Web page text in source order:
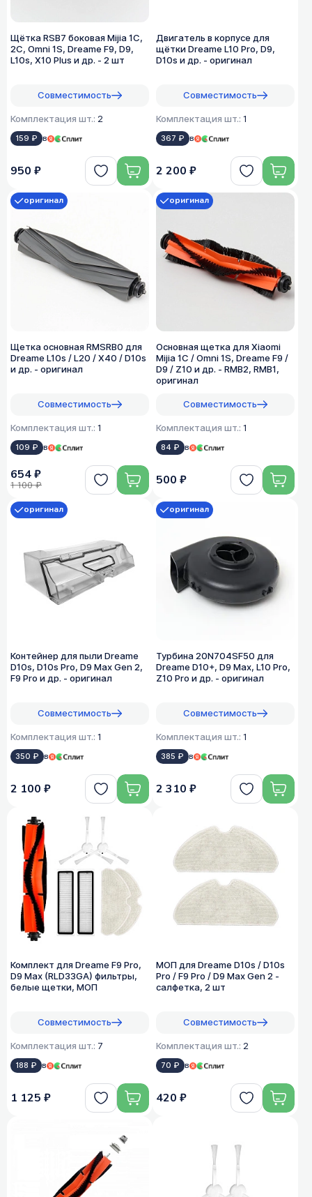
Щётка RSB7 боковая Mijia 1C,
2C, Omni 1S, Dreame F9, D9,
L10s, X10 Plus и др. - 2 шт
Совместимость
Комплектация шт.: 2
159 ₽ в
950 ₽
Двигатель в корпусе для
щётки Dreame L10 Pro, D9,
D10s и др. - оригинал
Совместимость
Комплектация шт.: 1
367 ₽ в
2 200 ₽
Щетка основная RMSRB0 для
Dreame L10s / L20 / X40 / D10s
и др. - оригинал
Совместимость
Комплектация шт.: 1
109 ₽ в
оригинал
654 ₽
1 100 ₽
Основная щетка для Xiaomi
Mijia 1C / Omni 1S, Dreame F9 /
D9 / Z10 и др. - RMB2, RMB1,
оригинал
Совместимость
Комплектация шт.: 1
84 ₽ в
оригинал
500 ₽
Контейнер для пыли Dreame
D10s, D10s Pro, D9 Max Gen 2,
F9 Pro и др. - оригинал
Совместимость
Комплектация шт.: 1
350 ₽ в
оригинал
2 100 ₽
Турбина 20N704SF50 для
Dreame D10+, D9 Max, L10 Pro,
Z10 Pro и др. - оригинал
Совместимость
Комплектация шт.: 1
385 ₽ в
оригинал
2 310 ₽
Комплект для Dreame F9 Pro,
D9 Max (RLD33GA) фильтры,
белые щетки, МОП
Совместимость
Комплектация шт.: 7
188 ₽ в
1 125 ₽
МОП для Dreame D10s / D10s
Pro / F9 Pro / D9 Max Gen 2 -
салфетка, 2 шт
Совместимость
Комплектация шт.: 2
70 ₽ в
420 ₽